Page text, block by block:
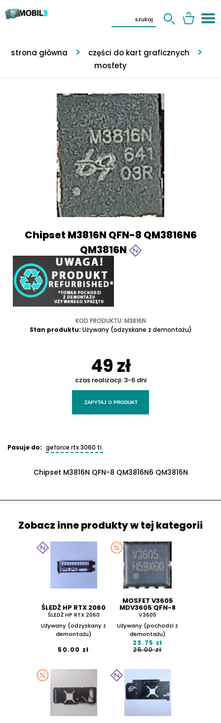
strona główna
części do kart graficznych
mosfety
Chipset M3816N QFN-8 QM3816N6
QM3816N
KOD PRODUKTU: M3816N
Stan produktu: Używany (odzyskane z demontażu)
49 zł
czas realizacji: 3-6 dni
ZAPYTAJ O PRODUKT
Pasuje do: geforce rtx 3060 ti.
Chipset M3816N QFN-8 QM3816N6 QM3816N
Zobacz inne produkty w tej kategorii
ŚLEDŹ HP RTX 2060
ŚLEDŹ HP RTX 2060
Używany (odzyskany z
demontażu)
50.00 zł
MOSFET V3605
MDV3605 QFN-8
V3605
Używany (pochodzi z
demontażu)
23.75 zł
25.00 zł